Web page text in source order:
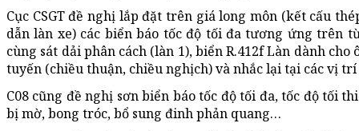
Cục CSGT đề nghị lắp đặt trên giá long môn (kết cấu
dẫn làn xe) các biển báo tốc độ tối đa tương ứng trên
cùng sát dải phân cách (làn 1), biển R.412f Làn dành
tuyến (chiều thuận, chiều nghịch) và nhắc lại tại các vị trí
C08 cũng đề nghị sơn biển báo tốc độ tối đa, tốc độ tối
bị mờ, bong tróc, bổ sung đinh phản quang…